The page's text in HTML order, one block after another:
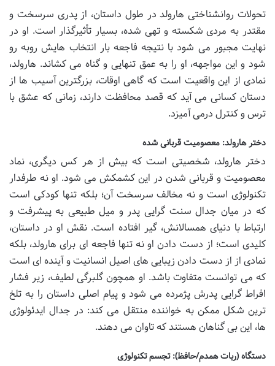
تحولات روانشناختی هارولد در طول داستان، از پدری سرسخت و
مقتدر به مردی شکسته و تهی شده، بسیار تأثیرگذار است. او در
نهایت مجبور می شود با نتیجه فاجعه بار انتخاب هایش روبه رو
شود و این مواجهه، او را به عمق تنهایی و گناه می کشاند. هارولد،
نمادی از این واقعیت است که گاهی اوقات، بزرگترین آسیب ها از
دستان کسانی می آید که قصد محافظت دارند، زمانی که عشق با
ترس و کنترل درمی آمیزد.
دختر هارولد: معصومیت قربانی شده
دختر هارولد، شخصیتی است که بیش از هر کس دیگری، نماد
معصومیت و قربانی شدن در این کشمکش می شود. او نه طرفدار
تکنولوژی است و نه مخالف سرسخت آن؛ بلکه تنها کودکی است
که در میان جدال سنت گرایی پدر و میل طبیعی به پیشرفت و
ارتباط با دنیای همسالانش، گیر افتاده است. نقش او در داستان،
کلیدی است؛ از دست دادن او نه تنها فاجعه ای برای هارولد، بلکه
نمادی از از دست دادن زیبایی های اصیل انسانیت و آینده ای است
که می توانست متفاوت باشد. او همچون گلبرگی لطیف، زیر فشار
افراط گرایی پدرش پژمرده می شود و پیام اصلی داستان را به تلخ
ترین شکل ممکن به خواننده منتقل می کند: در جدال ایدئولوژی
ها، این بی گناهان هستند که تاوان می دهند.
دستگاه (ربات همدم/حافظ): تجسم تکنولوژی